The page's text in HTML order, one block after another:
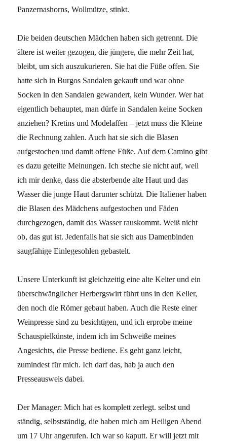
Panzernashorns, Wollmütze, stinkt.
Die beiden deutschen Mädchen haben sich getrennt. Die
ältere ist weiter gezogen, die jüngere, die mehr Zeit hat,
bleibt, um sich auszukurieren. Sie hat die Füße offen. Sie
hatte sich in Burgos Sandalen gekauft und war ohne
Socken in den Sandalen gewandert, kein Wunder. Wer hat
eigentlich behauptet, man dürfe in Sandalen keine Socken
anziehen? Kretins und Modelaffen – jetzt muss die Kleine
die Rechnung zahlen. Auch hat sie sich die Blasen
aufgestochen und damit offene Füße. Auf dem Camino gibt
es dazu geteilte Meinungen. Ich steche sie nicht auf, weil
ich mir denke, dass die absterbende alte Haut und das
Wasser die junge Haut darunter schützt. Die Italiener haben
die Blasen des Mädchens aufgestochen und Fäden
durchgezogen, damit das Wasser rauskommt. Weiß nicht
ob, das gut ist. Jedenfalls hat sie sich aus Damenbinden
saugfähige Einlegesohlen gebastelt.
Unsere Unterkunft ist gleichzeitig eine alte Kelter und ein
überschwänglicher Herbergswirt führt uns in den Keller,
den noch die Römer gebaut haben. Auch die Reste einer
Weinpresse sind zu besichtigen, und ich erprobe meine
Schauspielkünste, indem ich im Schweiße meines
Angesichts, die Presse bediene. Es geht ganz leicht,
zumindest für mich. Ich darf das, hab ja auch den
Presseausweis dabei.
Der Manager: Mich hat es komplett zerlegt. selbst und
ständig, selbstständig, die haben mich am Heiligen Abend
um 17 Uhr angerufen. Ich war so kaputt. Er will jetzt mit